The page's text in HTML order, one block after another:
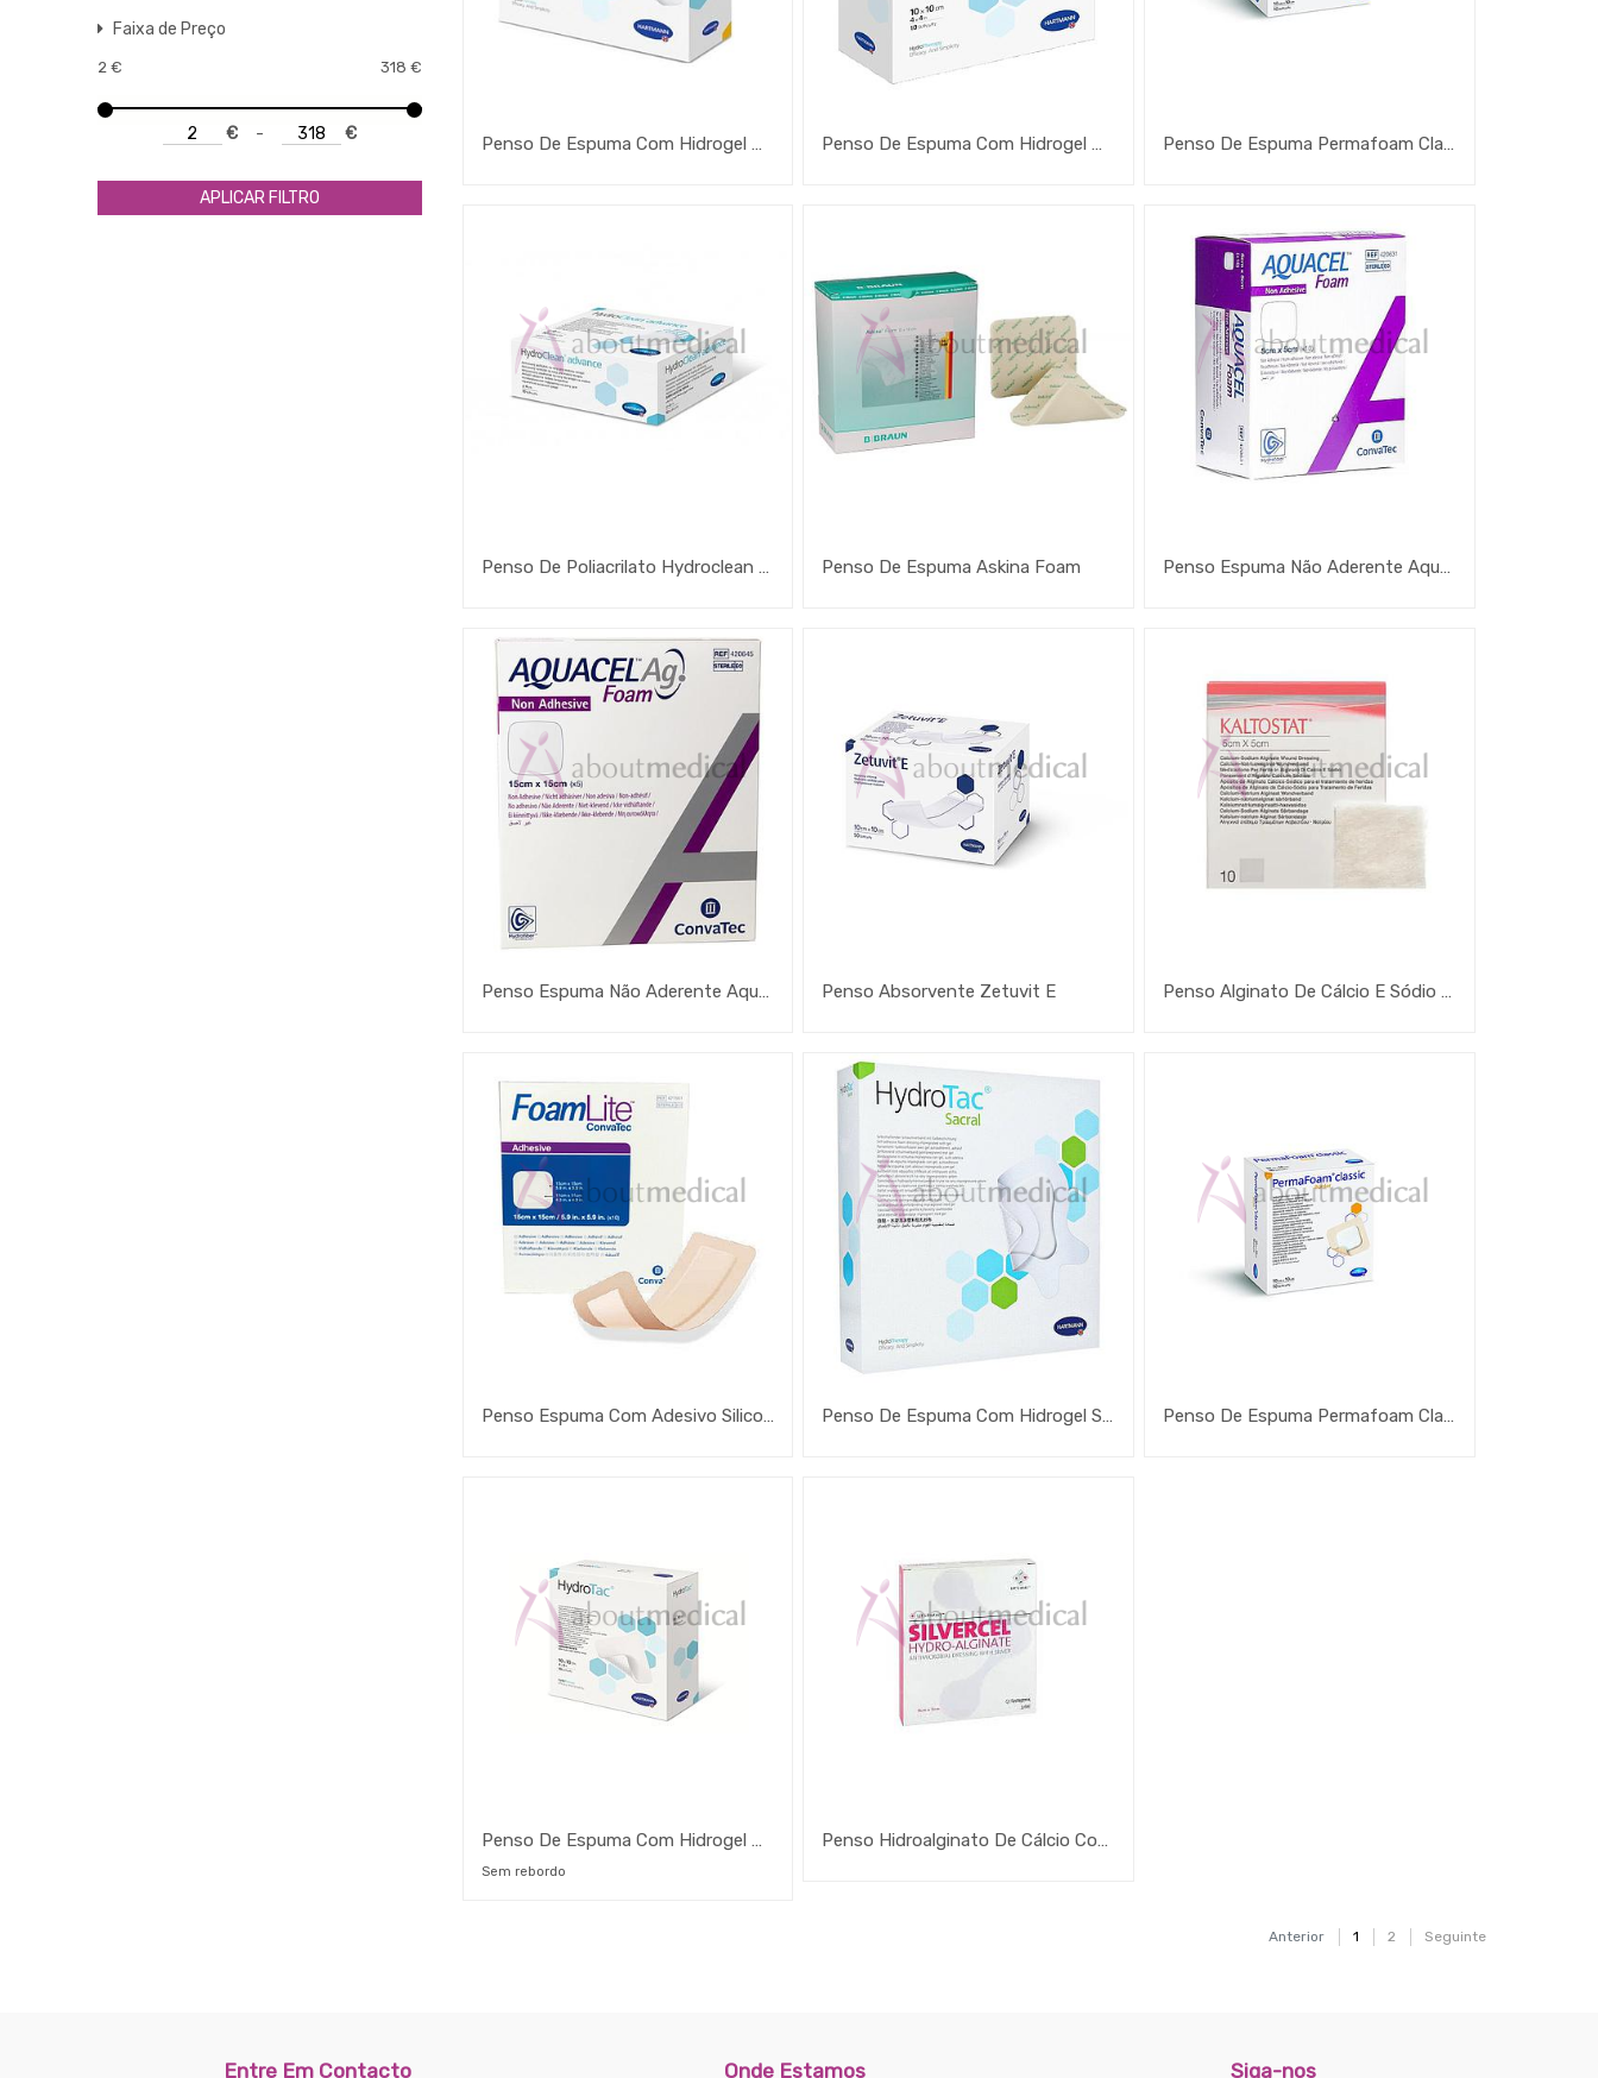
Faixa de Preço
2 € 318 €
€ - €
APLICAR FILTRO
Penso De Espuma Com Hidrogel Hydrotac Comfort Penso De Espuma Com Hidrogel Hydrotac Penso De Espuma Permafoam Classic Non-Border
Penso De Poliacrilato Hydroclean Advance Penso De Espuma Askina Foam Penso Espuma Não Aderente Aquacel Foam
Penso Espuma Não Aderente Aquacel Ag Foam Penso Absorvente Zetuvit E Penso Alginato De Cálcio E Sódio Kaltostat
Penso Espuma Com Adesivo Silicone Foam Lite Penso De Espuma Com Hidrogel Sacral C/ Rebordo Hydrotac Comfort Penso De Espuma Permafoam Classic Border
Penso De Espuma Com Hidrogel Hydrotac Profissional
Sem rebordo
Penso Hidroalginato De Cálcio Com Prata Silvercel Não Aderente
Anterior 1 2 Seguinte
Entre Em Contacto Onde Estamos Siga-nos